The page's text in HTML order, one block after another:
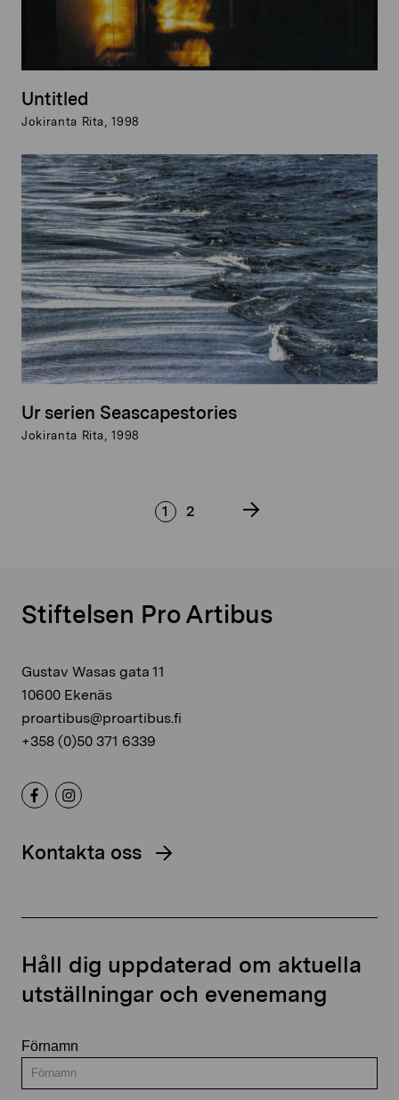
Untitled
Jokiranta Rita, 1998
Ur serien Seascapestories
Jokiranta Rita, 1998
1 2
Stiftelsen Pro Artibus
Gustav Wasas gata 11
10600 Ekenäs
proartibus@proartibus.fi
+358 (0)50 371 6339
Kontakta oss
Håll dig uppdaterad om aktuella
utställningar och evenemang
Förnamn